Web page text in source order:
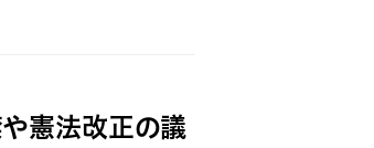
憲法改正の議